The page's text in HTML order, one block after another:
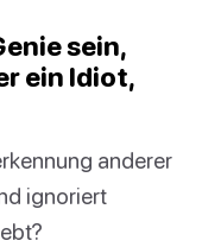
sein,
ein Idiot,
anderer
ignoriert